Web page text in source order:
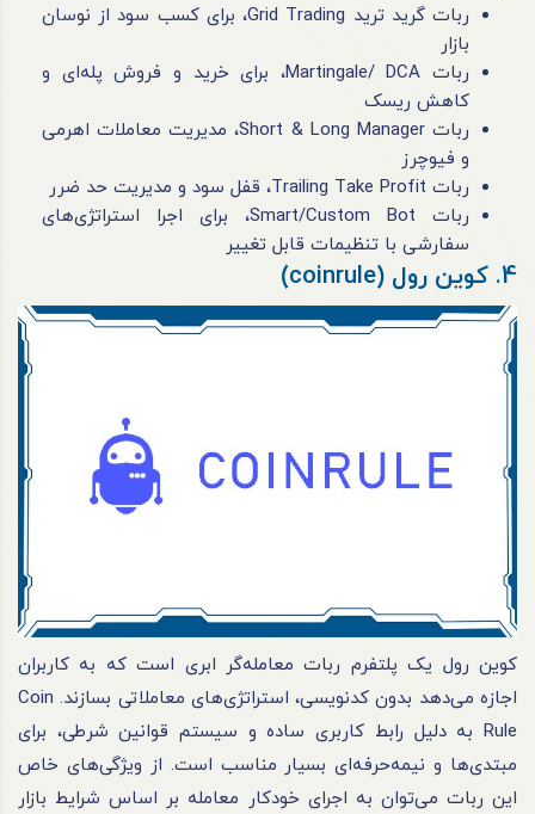
ربات گرید ترید Grid Trading، برای کسب سود از نوسان
بازار
ربات Martingale/ DCA، برای خرید و فروش پله‌ای و
کاهش ریسک
ربات Short & Long Manager، مدیریت معاملات اهرمی
و فیوچرز
ربات Trailing Take Profit، قفل سود و مدیریت حد ضرر
ربات Smart/Custom Bot، برای اجرا استراتژی‌های
سفارشی با تنظیمات قابل تغییر
4. کوین رول (coinrule)
کوین رول یک پلتفرم ربات معامله‌گر ابری است که به کاربران
اجازه می‌دهد بدون کدنویسی، استراتژی‌های معاملاتی بسازند. Coin
Rule به دلیل رابط کاربری ساده و سیستم قوانین شرطی، برای
مبتدی‌ها و نیمه‌حرفه‌ای بسیار مناسب است. از ویژگی‌های خاص
این ربات می‌توان به اجرای خودکار معامله بر اساس شرایط بازار